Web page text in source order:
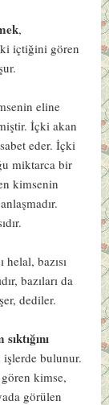
,
içtiğini gören
eline
İçki akan
eder. İçki
miktarca bir
kimsenin
helal, bazısı
bazıları da
dediler.
bulunur.
kimse,
görülen